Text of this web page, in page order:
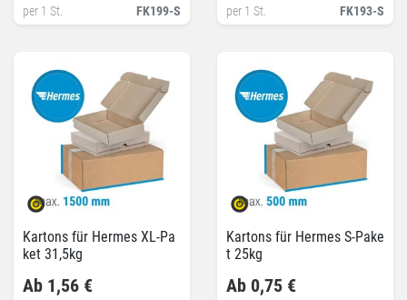
FK199-S
per 1 St. FK193-S
per 1 St.
Kartons für Hermes XL-Pa
ket 31,5kg
Ab 1,56 €
Kartons für Hermes S-Pake
t 25kg
Ab 0,75 €